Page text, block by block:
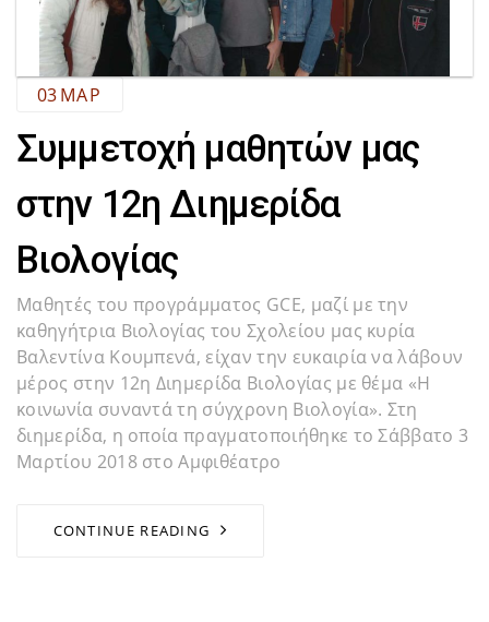
03ΜΑΡ
Συμμετοχή μαθητών μας
στην 12η Διημερίδα
Βιολογίας
Μαθητές του προγράμματος GCE, μαζί με την
καθηγήτρια Βιολογίας του Σχολείου μας κυρία
Βαλεντίνα Κουμπενά, είχαν την ευκαιρία να λάβουν
μέρος στην 12η Διημερίδα Βιολογίας με θέμα «Η
κοινωνία συναντά τη σύγχρονη Βιολογία». Στη
διημερίδα, η οποία πραγματοποιήθηκε το Σάββατο 3
Μαρτίου 2018 στο Αμφιθέατρο
CONTINUE READING